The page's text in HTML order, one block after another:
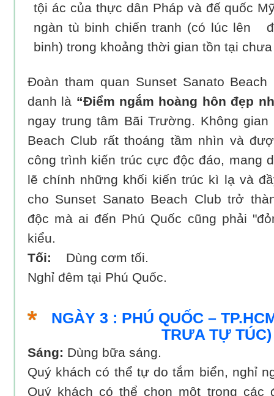
tội ác của thực dân Pháp và đế quốc
ngàn tù binh chiến tranh (có lúc lên
binh) trong khoảng thời gian tồn tại
Đoàn tham quan Sunset Sanato
danh là “Điểm ngắm hoàng hôn đẹp
ngay trung tâm Bãi Trường. Không
Beach Club rất thoáng tầm nhìn và
công trình kiến trúc cực độc đáo, mang
lẽ chính những khối kiến trúc kì lạ và
cho Sunset Sanato Beach Club trở
độc mà ai đến Phú Quốc cũng phải
kiểu.
Tối:
Dùng cơm tối.
Nghỉ đêm tại Phú Quốc.
NGÀY 3 : PHÚ QUỐC –
TRƯA TỰ TÚC)
Sáng: Dùng bữa sáng.
Quý khách có thể tự do tắm biển, nghỉ
Quý khách có thể chọn một trong các